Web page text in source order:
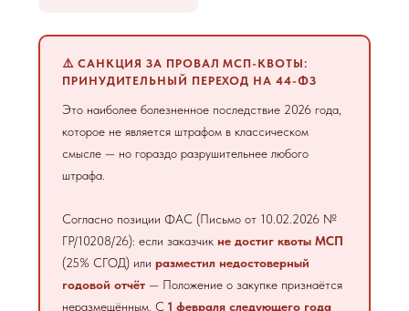
⚠️ САНКЦИЯ ЗА ПРОВАЛ МСП-КВОТЫ:
ПРИНУДИТЕЛЬНЫЙ ПЕРЕХОД НА 44-ФЗ
Это наиболее болезненное последствие 2026 года,
которое не является штрафом в классическом
смысле — но гораздо разрушительнее любого
штрафа.
Согласно позиции ФАС (Письмо от 10.02.2026 №
ГР/10208/26): если заказчик не достиг квоты МСП
(25% СГОД) или разместил недостоверный
годовой отчёт — Положение о закупке признаётся
неразмещённым. С 1 февраля следующего года